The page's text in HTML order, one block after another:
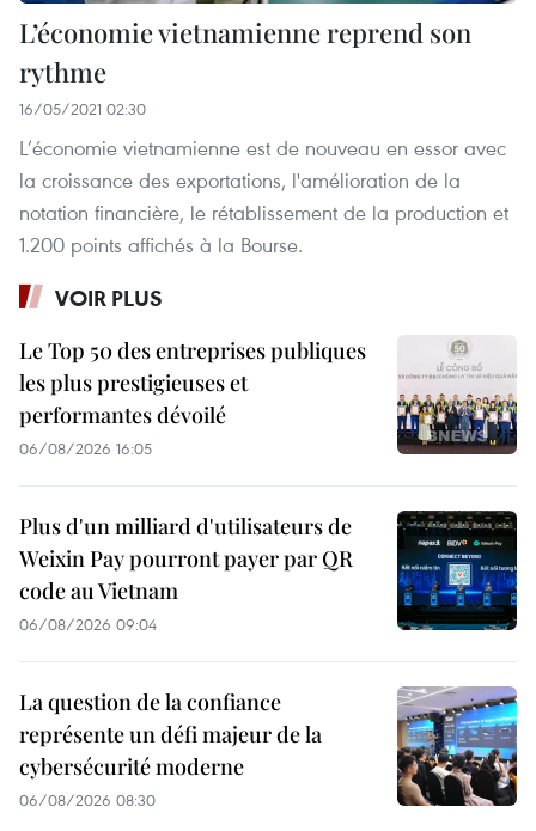
L’économie vietnamienne reprend son
rythme
16/05/2021 02:30
L’économie vietnamienne est de nouveau en essor avec
la croissance des exportations, l'amélioration de la
notation financière, le rétablissement de la production et
1.200 points affichés à la Bourse.
VOIR PLUS
Le Top 50 des entreprises publiques
les plus prestigieuses et
performantes dévoilé
06/08/2026 16:05
Plus d'un milliard d'utilisateurs de
Weixin Pay pourront payer par QR
code au Vietnam
06/08/2026 09:04
La question de la confiance
représente un défi majeur de la
cybersécurité moderne
06/08/2026 08:30